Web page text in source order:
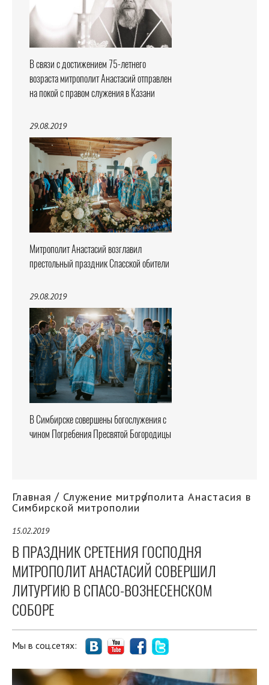
В связи с достижением 75-летнего
возраста митрополит Анастасий отправлен
на покой с правом служения в Казани
29.08.2019
Митрополит Анастасий возглавил
престольный праздник Спасской обители
29.08.2019
В Симбирске совершены богослужения с
чином Погребения Пресвятой Богородицы
Главная Служение митрополита Анастасия в
Симбирской митрополии
15.02.2019
В ПРАЗДНИК СРЕТЕНИЯ ГОСПОДНЯ
МИТРОПОЛИТ АНАСТАСИЙ СОВЕРШИЛ
ЛИТУРГИЮ В СПАСО-ВОЗНЕСЕНСКОМ
СОБОРЕ
Мы в соц.сетях: